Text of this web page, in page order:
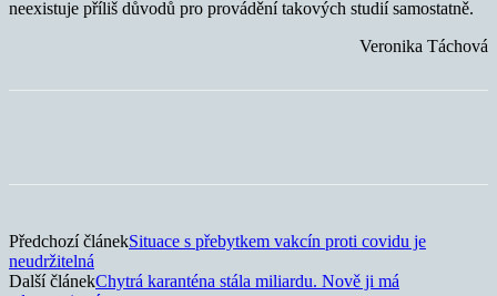
neexistuje příliš důvodů pro provádění takových studií samostatně.
Veronika Táchová
Předchozí článekSituace s přebytkem vakcín proti covidu je
neudržitelná
Další článekChytrá karanténa stála miliardu. Nově ji má